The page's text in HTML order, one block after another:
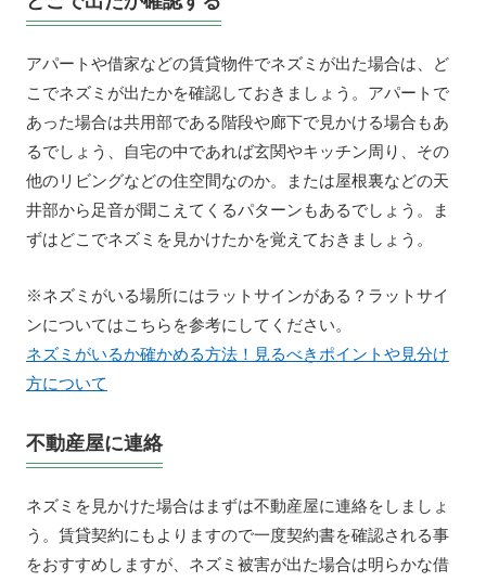
アパートや借家などの賃貸物件でネズミが出た場合は、ど
こでネズミが出たかを確認しておきましょう。アパートで
あった場合は共用部である階段や廊下で見かける場合もあ
るでしょう、自宅の中であれば玄関やキッチン周り、その
他のリビングなどの住空間なのか。または屋根裏などの天
井部から足音が聞こえてくるパターンもあるでしょう。ま
ずはどこでネズミを見かけたかを覚えておきましょう。
※ネズミがいる場所にはラットサインがある？ラットサイ
ンについてはこちらを参考にしてください。
ネズミがいるか確かめる方法！見るべきポイントや見分け
方について
不動産屋に連絡
ネズミを見かけた場合はまずは不動産屋に連絡をしましょ
う。賃貸契約にもよりますので一度契約書を確認される事
をおすすめしますが、ネズミ被害が出た場合は明らかな借